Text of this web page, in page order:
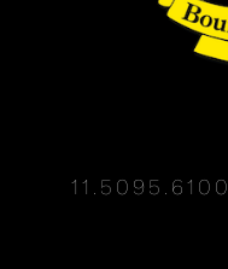
11.5095.6100